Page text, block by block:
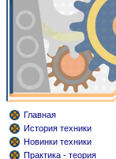
Главная
История техники
Новинки техники
Практика - теория